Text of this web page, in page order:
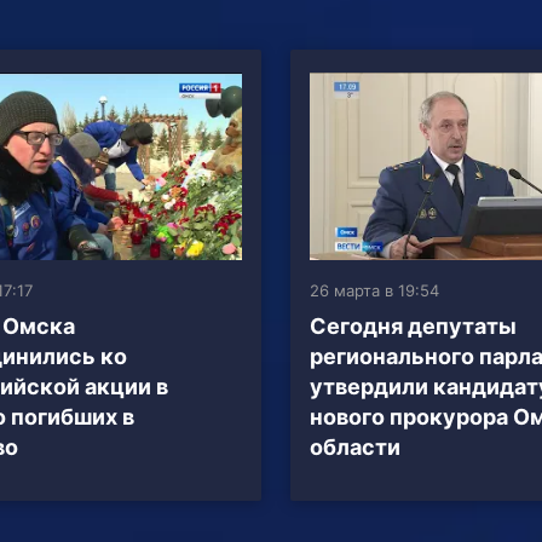
ко
акции в
погибших в
26 марта в 19:54
Сегодня депутаты
регионального
утвердили
нового прокурора
области